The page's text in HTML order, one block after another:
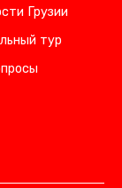
Грузии
тур